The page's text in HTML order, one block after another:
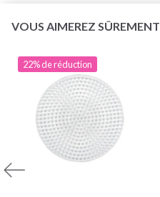
VOUS AIMEREZ SÛREMENT
22% de réduction